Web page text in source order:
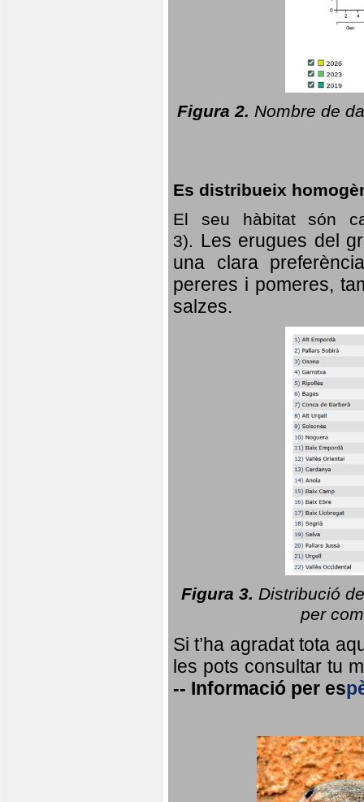
Figura 2. Nombre de
Es distribueix
El seu hàbitat són
3). Les erugues del
una clara
pereres i pomeres,
salzes.
Figura 3. Distribució
per
Si t’ha agradat tota
les pots consultar tu
-- Informació per es